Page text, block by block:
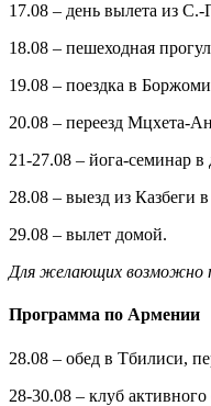
17.08 – день вылета из
18.08 – пешеходная
19.08 – поездка в
20.08 – переезд Мцхета-
21-27.08 – йога-семинар в
28.08 – выезд из Казбеги
29.08 – вылет домой.
Для желающих возможно
Программа по Армении
28.08 – обед в Тбилиси,
28-30.08 – клуб